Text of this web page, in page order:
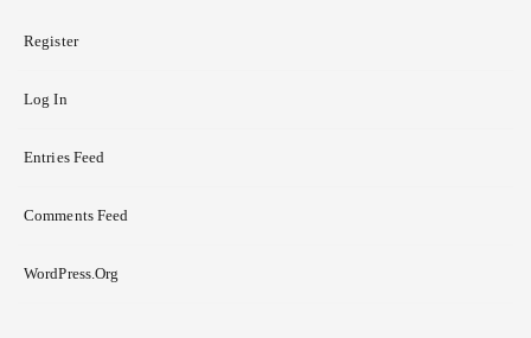
Register
Log In
Entries Feed
Comments Feed
WordPress.org